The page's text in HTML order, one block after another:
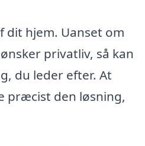
hjem. Uanset om
privatliv, så kan
du leder efter. At
præcist den løsning,